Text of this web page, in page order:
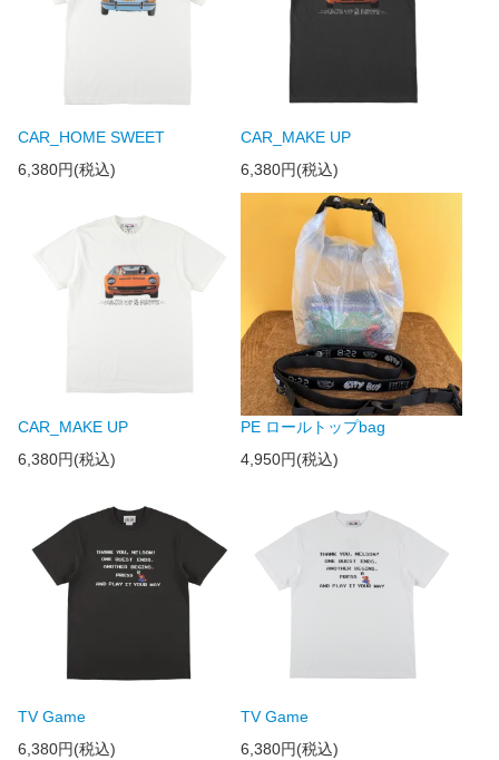
CAR_HOME SWEET
6,380円(税込)
CAR_MAKE UP
6,380円(税込)
CAR_MAKE UP
6,380円(税込)
PE ロールトップbag
4,950円(税込)
TV Game
6,380円(税込)
TV Game
6,380円(税込)